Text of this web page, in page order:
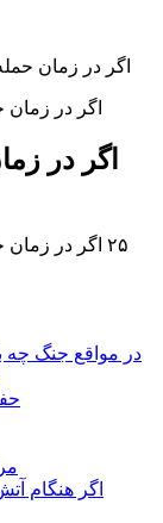
اگر در زمان
اگر در
۲۵
در مواقع جنگ چه
2
5
اگر هنگام